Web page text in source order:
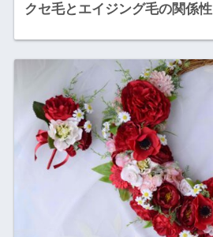
クセ毛とエイジング毛の関係性